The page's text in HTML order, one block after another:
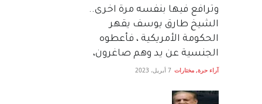
وترافع فيها بنفسه مرة اخرى..
الشيخ طارق يوسف يقهر
الحكومة الأمريكية ، فأعطوه
الجنسية عن يد وهم صاغرون،
آراء حرة, مختارات 7 أبريل، 2023